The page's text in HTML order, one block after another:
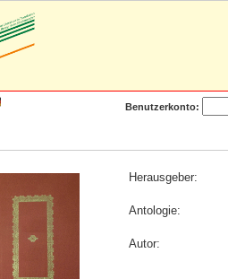
Benutzerkonto:
Herausgeber:
Antologie:
Autor: